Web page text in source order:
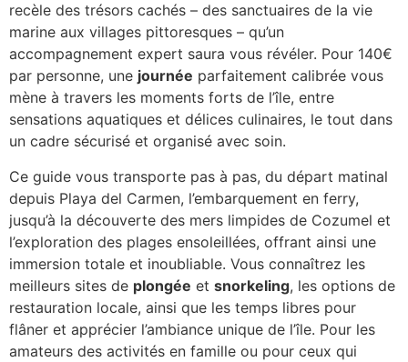
recèle des trésors cachés – des sanctuaires de la vie
marine aux villages pittoresques – qu’un
accompagnement expert saura vous révéler. Pour 140€
par personne, une journée parfaitement calibrée vous
mène à travers les moments forts de l’île, entre
sensations aquatiques et délices culinaires, le tout dans
un cadre sécurisé et organisé avec soin.
Ce guide vous transporte pas à pas, du départ matinal
depuis Playa del Carmen, l’embarquement en ferry,
jusqu’à la découverte des mers limpides de Cozumel et
l’exploration des plages ensoleillées, offrant ainsi une
immersion totale et inoubliable. Vous connaîtrez les
meilleurs sites de plongée et snorkeling, les options de
restauration locale, ainsi que les temps libres pour
flâner et apprécier l’ambiance unique de l’île. Pour les
amateurs des activités en famille ou pour ceux qui